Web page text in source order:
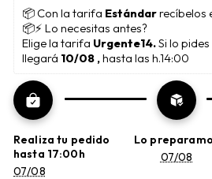
📦 Con la tarifa Estándar recíbelos
📦⚡ Lo necesitas antes?
Elige la tarifa Urgente14. Si lo
llegará 10/08 , hasta las h.14:00
Realiza tu pedido
hasta 17:00h
07/08
Lo
07/08